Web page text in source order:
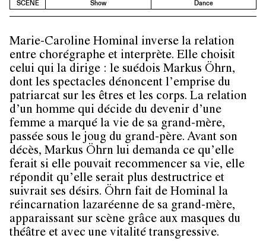
SCENE Show Dance
Marie-Caroline Hominal inverse la relation
entre chorégraphe et interprète. Elle choisit
celui qui la dirige : le suédois Markus Öhrn,
dont les spectacles dénoncent l’emprise du
patriarcat sur les êtres et les corps. La relation
d’un homme qui décide du devenir d’une
femme a marqué la vie de sa grand-mère,
passée sous le joug du grand-père. Avant son
décès, Markus Öhrn lui demanda ce qu’elle
ferait si elle pouvait recommencer sa vie, elle
répondit qu’elle serait plus destructrice et
suivrait ses désirs. Öhrn fait de Hominal la
réincarnation lazaréenne de sa grand-mère,
apparaissant sur scène grâce aux masques du
théâtre et avec une vitalité transgressive.